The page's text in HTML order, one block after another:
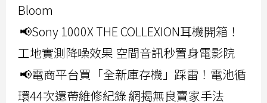
Bloom
📢Sony 1000X THE COLLEXION耳機開箱！
工地實測降噪效果 空間音訊秒置身電影院
📢電商平台買「全新庫存機」踩雷！電池循
環44次還帶維修紀錄 網揭無良賣家手法